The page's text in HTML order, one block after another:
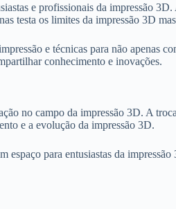
e profissionais da impressão
testa os limites da impressão 3D
e técnicas para não apenas
conhecimento e inovações.
no campo da impressão 3D. A
e a evolução da impressão 3D.
para entusiastas da